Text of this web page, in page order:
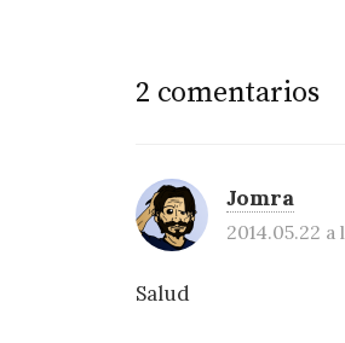
2 comentarios
Jomra
2014.05.22 a
Salud